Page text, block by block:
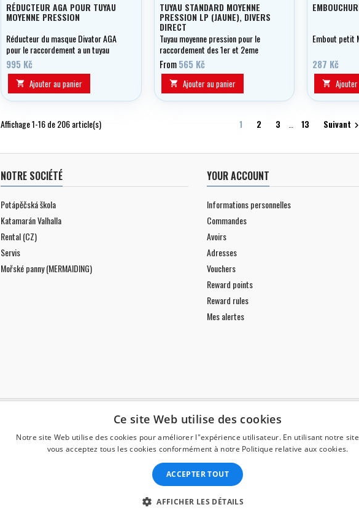
RÉDUCTEUR AGA POUR TUYAU
MOYENNE PRESSION
Réducteur du masque Divator AGA
pour le raccordement a un tuyau
standard
995 Kč
 Ajouter au panier
TUYAU STANDARD MOYENNE
PRESSION LP (JAUNE), DIVERS
DIRECT
Tuyau moyenne pression pour le
raccordement des 1er et 2eme
étages d'automatisation, longueur
au choix 0,90 - 2,10 m, jaune.
From565 Kč
 Ajouter au panier
Embout petit
287 Kč

Affichage 1-16 de 206 article(s) 1 2 3 … 13 Suivant 
NOTRE SOCIÉTÉ
Potápěčská škola
Katamarán Valhalla
Rental (CZ)
Servis
Mořské panny (MERMAIDING)
YOUR ACCOUNT
Informations personnelles
Commandes
Avoirs
Adresses
Vouchers
Reward points
Reward rules
Mes alertes
traitement de mes données
Tous les prix sont TTC
Ce site Web utilise des cookies
Notre site Web utilise des cookies pour améliorer l"expérience utilisateur. En utilisant notre site
vous acceptez tous les cookies conformément à notre Politique relative aux cookies.
ACCEPTER TOUT
AFFICHER LES DÉTAILS